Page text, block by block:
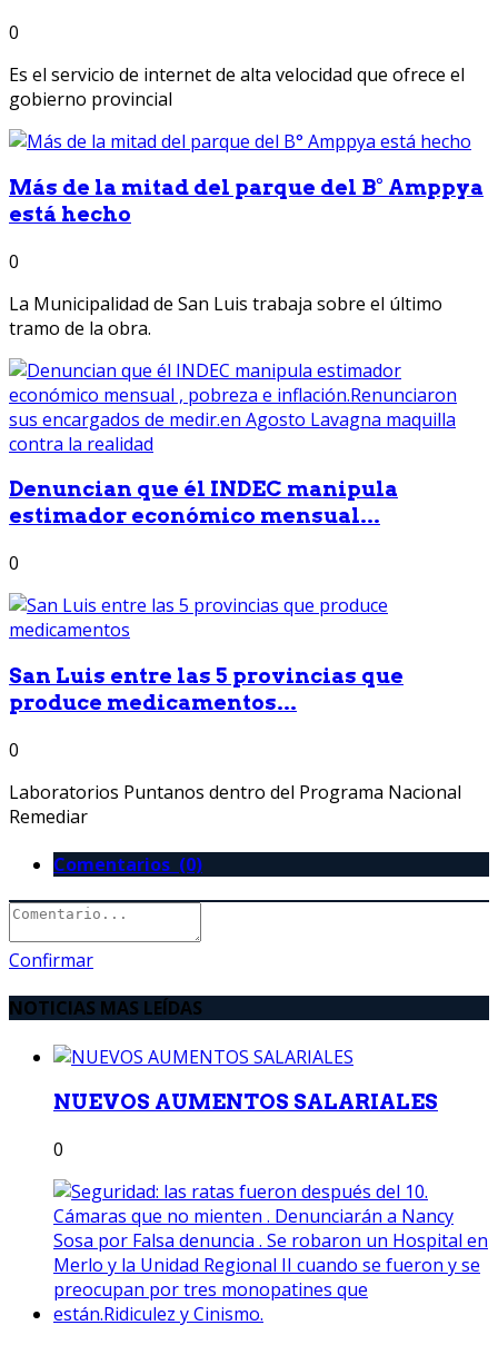
0
Es el servicio de internet de alta velocidad que ofrece el
gobierno provincial
Más de la mitad del parque del B° Amppya
está hecho
0
La Municipalidad de San Luis trabaja sobre el último
tramo de la obra.
Denuncian que él INDEC manipula
estimador económico mensual...
0
San Luis entre las 5 provincias que
produce medicamentos...
0
Laboratorios Puntanos dentro del Programa Nacional
Remediar
Comentarios (0)
Confirmar
NOTICIAS MAS LEÍDAS
NUEVOS AUMENTOS SALARIALES
0